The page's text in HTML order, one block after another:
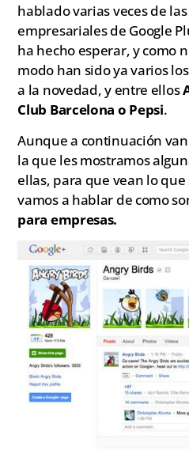
hablado varias veces de
empresariales de Google
ha hecho esperar, y como
modo han sido ya varios
a la novedad, y entre ellos
Club Barcelona o Pepsi.
Aunque a continuación
la que les mostramos
ellas, para que vean lo
vamos a hablar de como
para empresas.